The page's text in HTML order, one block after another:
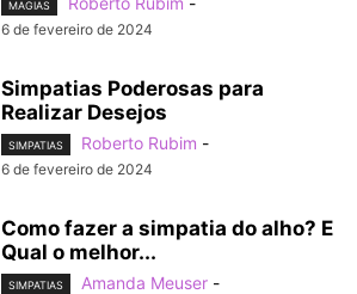
MAGIAS
6 de fevereiro de 2024
Simpatias Poderosas para
Realizar Desejos
SIMPATIAS Roberto Rubim -
6 de fevereiro de 2024
Como fazer a simpatia do alho? E
Qual o melhor...
SIMPATIAS Amanda Meuser -